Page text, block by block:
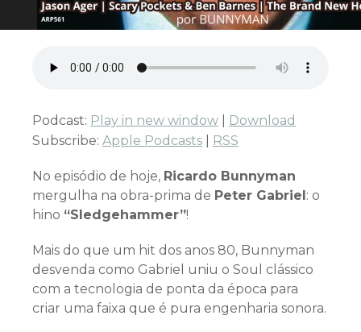
Podcast: Play in new window
Download
Subscribe: Apple Podcasts RSS
No episódio de hoje, Ricardo Bunnyman
mergulha na obra-prima de Peter Gabriel: o
hino “Sledgehammer”!
Mais do que um hit dos anos 80, Bunnyman
desvenda como Gabriel uniu o Soul clássico
com a tecnologia de ponta da época para
criar uma faixa que é pura engenharia sonora.